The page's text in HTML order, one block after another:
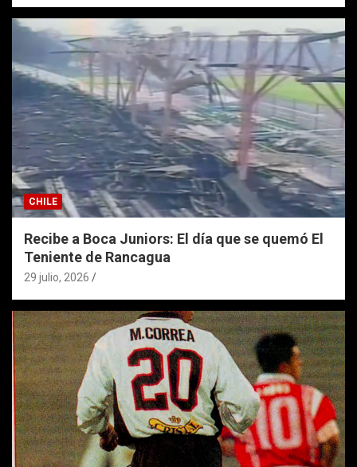
CHILE
Recibe a Boca Juniors: El día que se quemó El
Teniente de Rancagua
29 julio, 2026